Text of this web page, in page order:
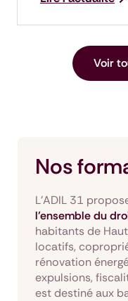
Voir
Nos
L’ADIL 31
l’ensemble du
habitants de
locatifs,
rénovation
expulsions,
est destiné aux